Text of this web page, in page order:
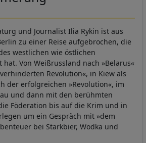
und Journalist Ilia Rykin ist aus
zu einer Reise aufgebrochen, die
westlichen wie östlichen
Von Weißrussland nach »Belarus«
Revolution«, in Kiew als
der erfolgreichen »Revolution«, im
und dann mit den berühmten
Föderation bis auf die Krim und in
um ein Gespräch mit »dem
bei Starkbier, Wodka und